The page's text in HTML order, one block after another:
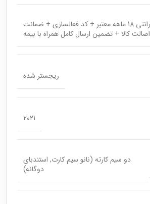
گارانتی 18 ماهه معتبر + کد فعالسازی + ضمانت
اصالت کالا + تضمین ارسال کامل همراه با بیمه
ریجستر شده
2021
دو سیم کارته (نانو سیم کارت, استندبای
دوگانه)